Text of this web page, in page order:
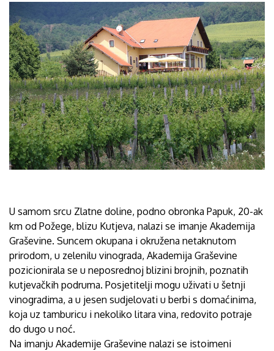
U samom srcu Zlatne doline, podno obronka Papuk, 20-ak
km od Požege, blizu Kutjeva, nalazi se imanje Akademija
Graševine. Suncem okupana i okružena netaknutom
prirodom, u zelenilu vinograda, Akademija Graševine
pozicionirala se u neposrednoj blizini brojnih, poznatih
kutjevačkih podruma. Posjetitelji mogu uživati u šetnji
vinogradima, a u jesen sudjelovati u berbi s domaćinima,
koja uz tamburicu i nekoliko litara vina, redovito potraje
do dugo u noć.
Na imanju Akademije Graševine nalazi se istoimeni